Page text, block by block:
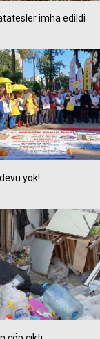
imha edildi
yok!